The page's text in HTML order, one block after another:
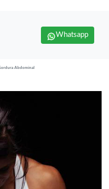
Whatsapp
Abdominal